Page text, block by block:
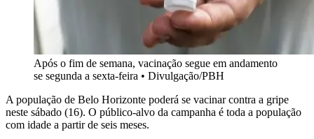
Após o fim de semana, vacinação segue em andamento
se segunda a sexta-feira • Divulgação/PBH
A população de Belo Horizonte poderá se vacinar contra a gripe
neste sábado (16). O público-alvo da campanha é toda a população
com idade a partir de seis meses.